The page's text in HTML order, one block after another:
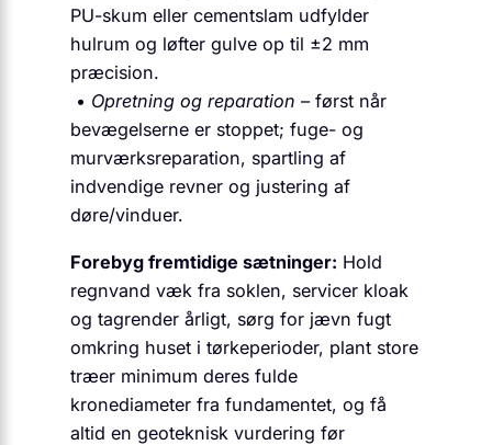
PU-skum eller cementslam udfylder
hulrum og løfter gulve op til ±2 mm
præcision.
• Opretning og reparation – først når
bevægelserne er stoppet; fuge- og
murværksreparation, spartling af
indvendige revner og justering af
døre/vinduer.
Forebyg fremtidige sætninger: Hold
regnvand væk fra soklen, servicer kloak
og tagrender årligt, sørg for jævn fugt
omkring huset i tørkeperioder, plant store
træer minimum deres fulde
kronediameter fra fundamentet, og få
altid en geoteknisk vurdering før